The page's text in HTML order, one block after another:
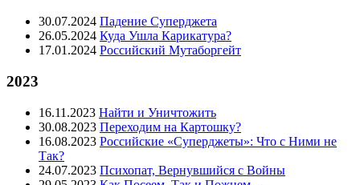
30.07.2024 Падение Суперджета
26.05.2024 Куда Ушла Карикатура?
17.01.2024 Российский Мутаборгейт
2023
16.11.2023 Найти и Уничтожить
30.08.2023 Переходим на Картошку?
16.08.2023 Российские «Суперджеты»: Что с Ними не
Так?
24.07.2023 Психопат, Вернувшийся с Войны